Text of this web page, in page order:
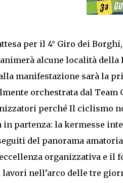
per il 4° Giro dei
animerà alcune località
manifestazione sarà la
orchestrata dal Team
perché Il ciclismo
in partenza: la kermesse
del panorama
organizzativa e il
lavori nell’arco delle tre